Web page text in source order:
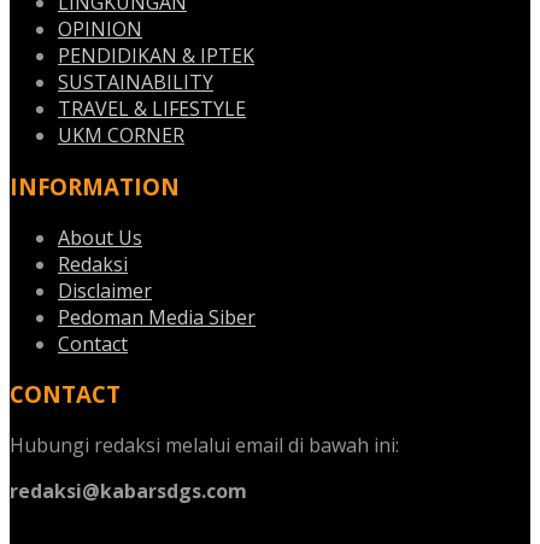
OPINION
PENDIDIKAN & IPTEK
SUSTAINABILITY
TRAVEL & LIFESTYLE
UKM CORNER
INFORMATION
About Us
Redaksi
Disclaimer
Pedoman Media Siber
Contact
CONTACT
Hubungi redaksi melalui email di bawah ini:
redaksi@kabarsdgs.com